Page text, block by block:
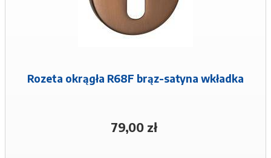
Rozeta okrągła R68F brąz-satyna wkładka
79,00 zł